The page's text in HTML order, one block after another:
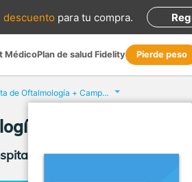
descuento para tu compra.
MédicoPlan de salud Fidelity Pierde peso
Consulta de Oftalmología + Campimetría
+ Campimetría en
clínicas y médicos con